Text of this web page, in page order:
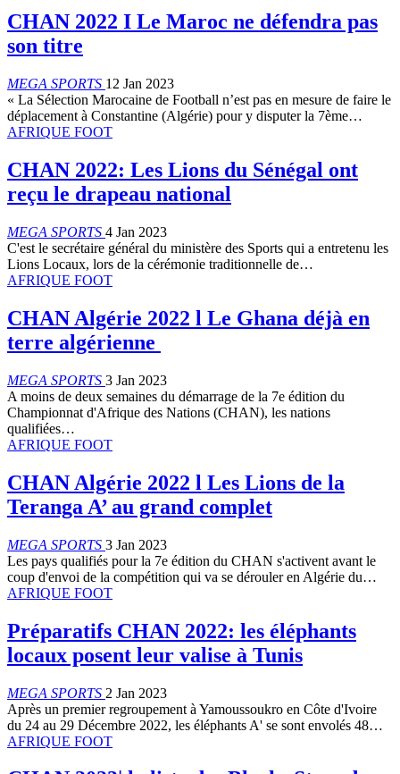
CHAN 2022 I Le Maroc ne défendra pas
son titre
MEGA SPORTS 12 Jan 2023
« La Sélection Marocaine de Football n’est pas en mesure de faire le
déplacement à Constantine (Algérie) pour y disputer la 7ème…
AFRIQUE FOOT
CHAN 2022: Les Lions du Sénégal ont
reçu le drapeau national
MEGA SPORTS 4 Jan 2023
C'est le secrétaire général du ministère des Sports qui a entretenu les
Lions Locaux, lors de la cérémonie traditionnelle de…
AFRIQUE FOOT
CHAN Algérie 2022 l Le Ghana déjà en
terre algérienne
MEGA SPORTS 3 Jan 2023
A moins de deux semaines du démarrage de la 7e édition du
Championnat d'Afrique des Nations (CHAN), les nations
qualifiées…
AFRIQUE FOOT
CHAN Algérie 2022 l Les Lions de la
Teranga A’ au grand complet
MEGA SPORTS 3 Jan 2023
Les pays qualifiés pour la 7e édition du CHAN s'activent avant le
coup d'envoi de la compétition qui va se dérouler en Algérie du…
AFRIQUE FOOT
Préparatifs CHAN 2022: les éléphants
locaux posent leur valise à Tunis
MEGA SPORTS 2 Jan 2023
Après un premier regroupement à Yamoussoukro en Côte d'Ivoire
du 24 au 29 Décembre 2022, les éléphants A' se sont envolés 48…
AFRIQUE FOOT